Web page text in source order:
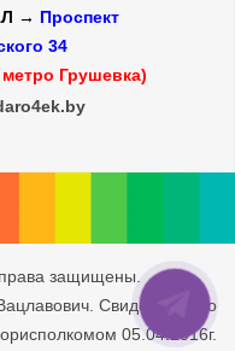
→ Проспект
34
Грушевка)
защищены.
Свидетельство
05.04.2016г.